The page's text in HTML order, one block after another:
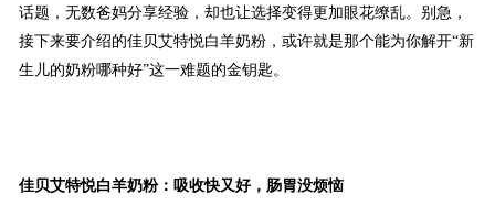
话题，无数爸妈分享经验，却也让选择变得更加眼花缭乱。别急，
接下来要介绍的佳贝艾特悦白羊奶粉，或许就是那个能为你解开“新
生儿的奶粉哪种好”这一难题的金钥匙。
佳贝艾特悦白羊奶粉：吸收快又好，肠胃没烦恼